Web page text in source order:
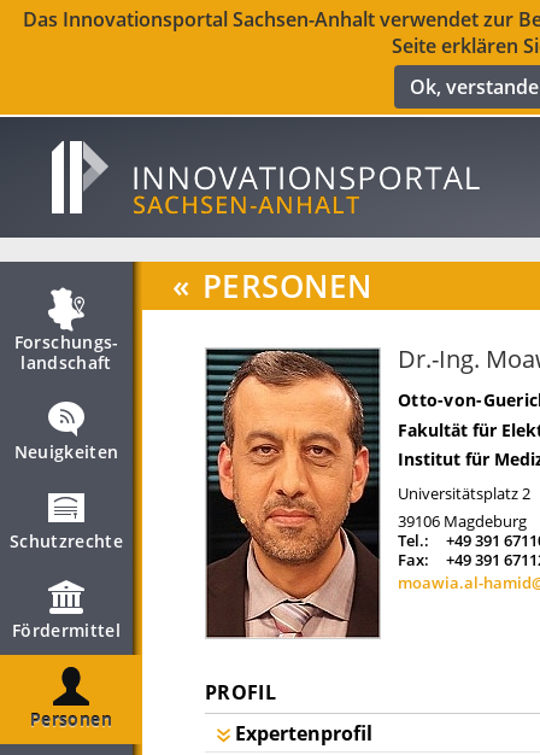
Das Innovationsportal Sachsen-Anhalt verwendet zur
Seite erklären
Ok,
Forschungs­
landschaft
Neuigkeiten
Schutzrechte
Fördermittel
Personen
« PERSONEN
Dr.-Ing.
Otto-von-
Fakultät für
Institut für
Universitätsplatz 2
39106 Magdeburg
Tel.:
+49 391
Fax:
+49 391
moawia.al-
PROFIL
Expertenprofil